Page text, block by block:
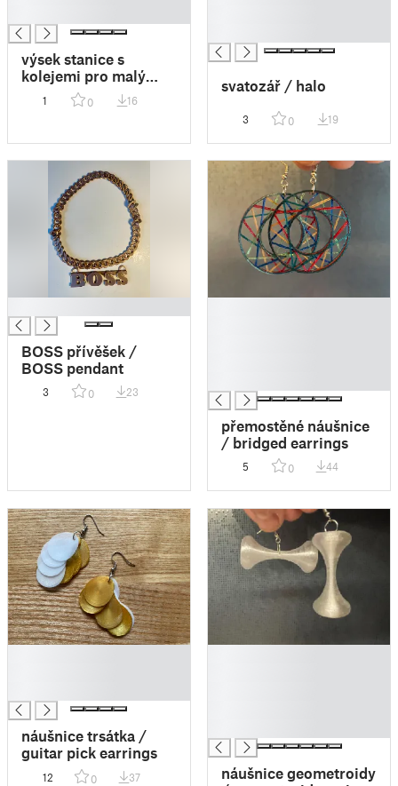
výsek stanice s
kolejemi pro malý
1 0 16
svatozář / halo
3 0 19
BOSS přívěšek /
BOSS pendant
3 0 23
přemostěné náušnice
/ bridged earrings
5 0 44
náušnice trsátka /
guitar pick earrings
12 0 37
náušnice geometroidy